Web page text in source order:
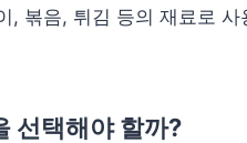
, 볶음, 튀김 등의 재료로 사
선택해야 할까?